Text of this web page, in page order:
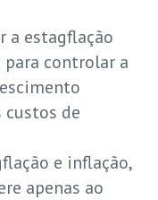
a estagflação
controlar a
custos de
e inflação,
apenas ao